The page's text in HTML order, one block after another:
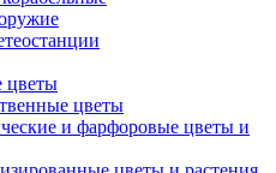
цветы
цветы
и фарфоровые цветы и